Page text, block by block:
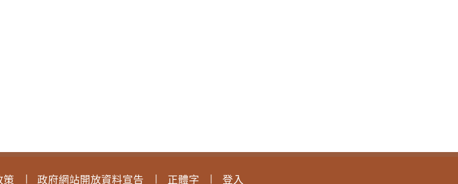
策 政府網站開放資料宣告 正體字 登入